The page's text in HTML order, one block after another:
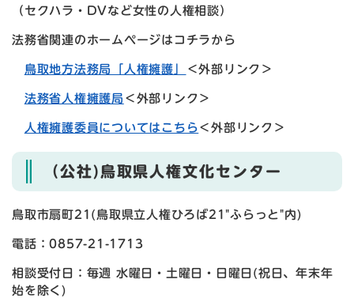
（セクハラ・DVなど女性の人権相談）
法務省関連のホームページはコチラから
鳥取地方法務局「人権擁護」 ＜外部リンク＞
法務省人権擁護局 ＜外部リンク＞
人権擁護委員についてはこちら ＜外部リンク＞
（公社)鳥取県人権文化センター
鳥取市扇町21(鳥取県立人権ひろば21"ふらっと"内)
電話：0857-21-1713
相談受付日：毎週 水曜日・土曜日・日曜日(祝日、年末年
始を除く)